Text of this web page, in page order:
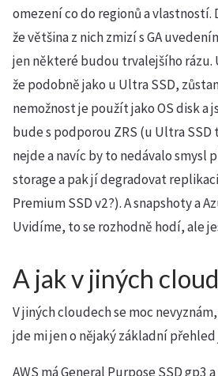
omezení co do regionů a vlastností.
že většina z nich zmizí s GA
jen některé budou trvalejšího rázu.
že podobně jako u Ultra SSD,
nemožnost je použít jako OS disk a
bude s podporou ZRS (u Ultra
nejde a navíc by to nedávalo smysl
storage a pak jí degradovat
Premium SSD v2?). A snapshoty a
Uvidíme, to se rozhodně hodí, ale
A jak v jiných
V jiných cloudech se moc
jde mi jen o nějaký základní
AWS má General Purpose SSD gp3